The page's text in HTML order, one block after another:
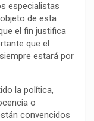
especialistas
de esta
el fin justifica
que el
estará por
la política,
o
convencidos